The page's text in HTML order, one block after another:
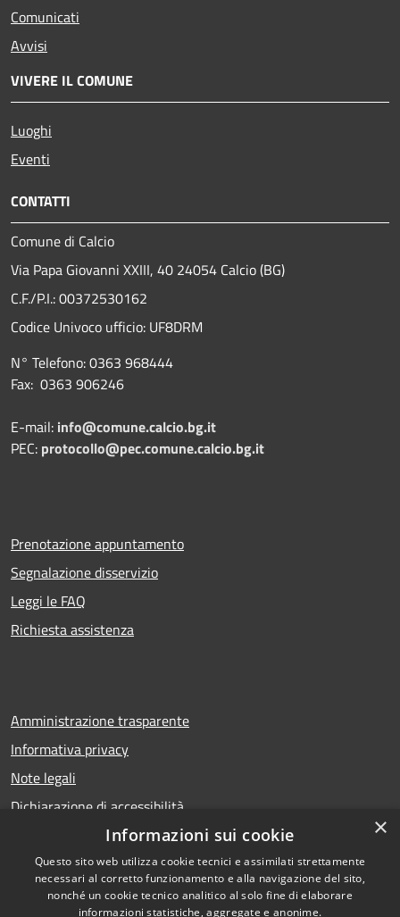
Comunicati
Avvisi
VIVERE IL COMUNE
Luoghi
Eventi
CONTATTI
Comune di Calcio
Via Papa Giovanni XXIII, 40 24054 Calcio (BG)
C.F./P.I.: 00372530162
Codice Univoco ufficio: UF8DRM
N° Telefono: 0363 968444
Fax: 0363 906246
E-mail: info@comune.calcio.bg.it
PEC: protocollo@pec.comune.calcio.bg.it
Prenotazione appuntamento
Segnalazione disservizio
Leggi le FAQ
Richiesta assistenza
Amministrazione trasparente
Informativa privacy
Note legali
Dichiarazione di accessibilità
RSS
Accessibilità
Copyright © 2026 • Comune di
Calcio • Powered by
×
Informazioni sui cookie
Questo sito web utilizza cookie tecnici e assimilati strettamente
necessari al corretto funzionamento e alla navigazione del sito,
nonché un cookie tecnico analitico al solo fine di elaborare
informazioni statistiche, aggregate e anonime.